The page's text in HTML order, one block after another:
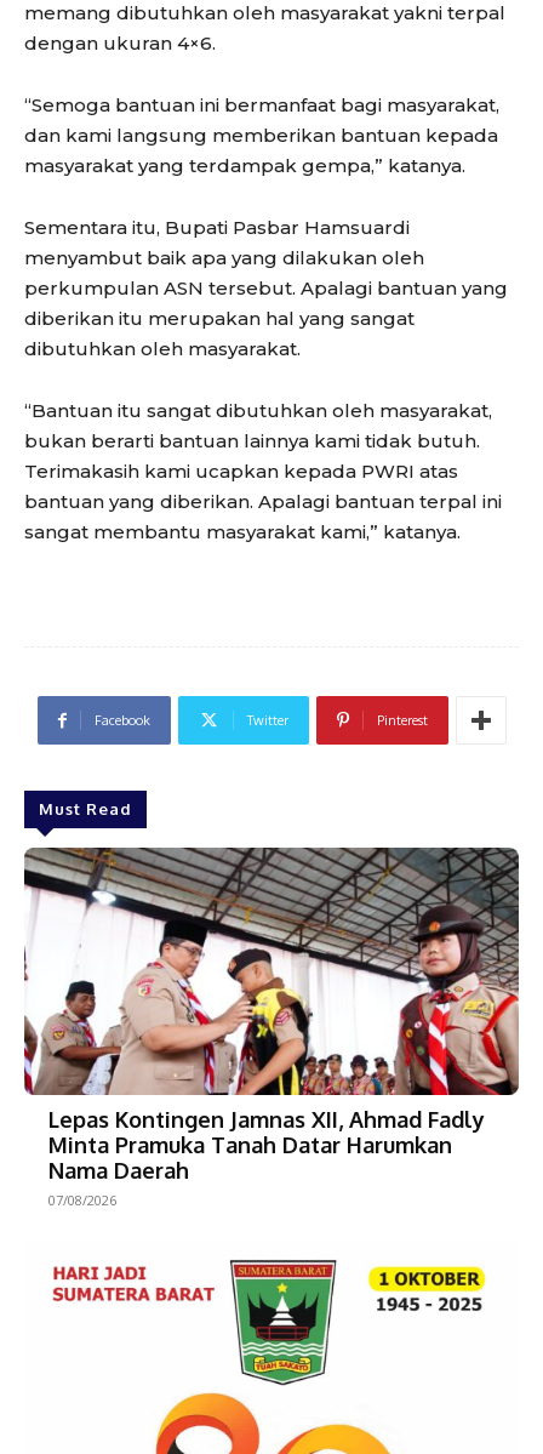
memang dibutuhkan oleh masyarakat yakni terpal
dengan ukuran 4×6.
“Semoga bantuan ini bermanfaat bagi masyarakat,
dan kami langsung memberikan bantuan kepada
masyarakat yang terdampak gempa,” katanya.
Sementara itu, Bupati Pasbar Hamsuardi
menyambut baik apa yang dilakukan oleh
perkumpulan ASN tersebut. Apalagi bantuan yang
diberikan itu merupakan hal yang sangat
dibutuhkan oleh masyarakat.
“Bantuan itu sangat dibutuhkan oleh masyarakat,
bukan berarti bantuan lainnya kami tidak butuh.
Terimakasih kami ucapkan kepada PWRI atas
bantuan yang diberikan. Apalagi bantuan terpal ini
sangat membantu masyarakat kami,” katanya.
Facebook Twitter Pinterest
Must Read
Lepas Kontingen Jamnas XII, Ahmad Fadly
Minta Pramuka Tanah Datar Harumkan
Nama Daerah
07/08/2026